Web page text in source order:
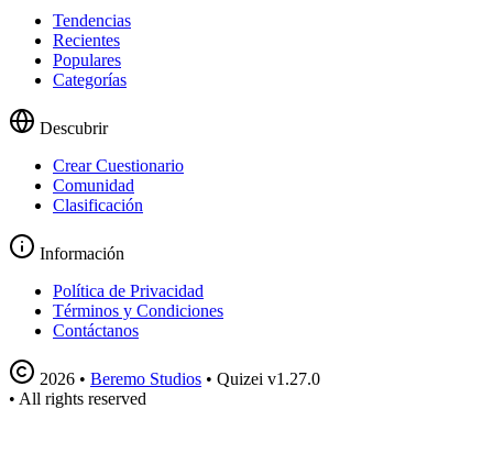
Tendencias
Recientes
Populares
Categorías
Descubrir
Crear Cuestionario
Comunidad
Clasificación
Información
Política de Privacidad
Términos y Condiciones
Contáctanos
2026 • Beremo Studios • Quizei v1.27.0
• All rights reserved